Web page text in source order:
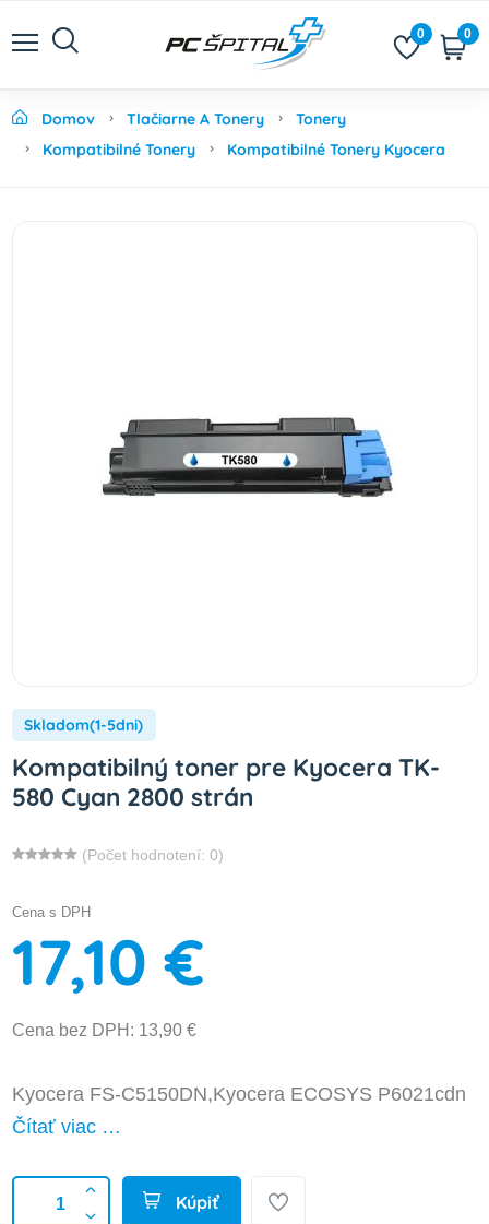
0 0
Domov Tlačiarne A Tonery
Tonery
Kompatibilné Tonery
Kompatibilné Tonery Kyocera
Skladom(1-5dni)
Kompatibilný toner pre Kyocera TK-
580 Cyan 2800 strán
(Počet hodnotení: 0)
Cena s DPH
17,10 €
Cena bez DPH: 13,90 €
Kyocera FS-C5150DN,Kyocera ECOSYS P6021cdn
Čítať viac …
Kúpiť